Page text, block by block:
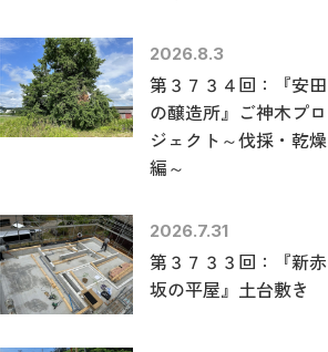
2026.8.3
第３７３４回：『安田
の醸造所』ご神木プロ
ジェクト～伐採・乾燥
編～
2026.7.31
第３７３３回：『新赤
坂の平屋』土台敷き